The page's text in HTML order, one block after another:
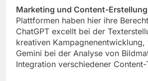
Marketing und Content-Erstellung
Plattformen haben hier ihre
ChatGPT excellt bei der
kreativen Kampagnenentwicklung,
Gemini bei der Analyse von
Integration verschiedener